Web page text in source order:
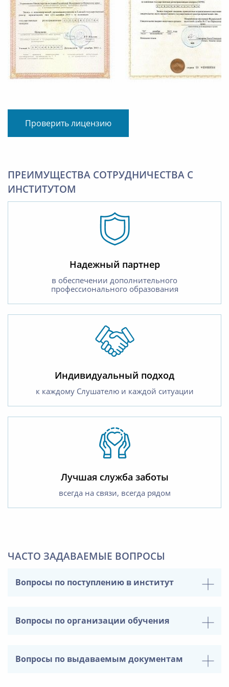
Проверить лицензию
ПРЕИМУЩЕСТВА СОТРУДНИЧЕСТВА С
ИНСТИТУТОМ
Надежный партнер
в обеспечении дополнительного
профессионального образования
Индивидуальный подход
к каждому Слушателю и каждой ситуации
Лучшая служба заботы
всегда на связи, всегда рядом
ЧАСТО ЗАДАВАЕМЫЕ ВОПРОСЫ
Вопросы по поступлению в институт
Вопросы по организации обучения
Вопросы по выдаваемым документам